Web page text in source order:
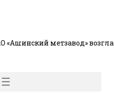
метзавод»
☰